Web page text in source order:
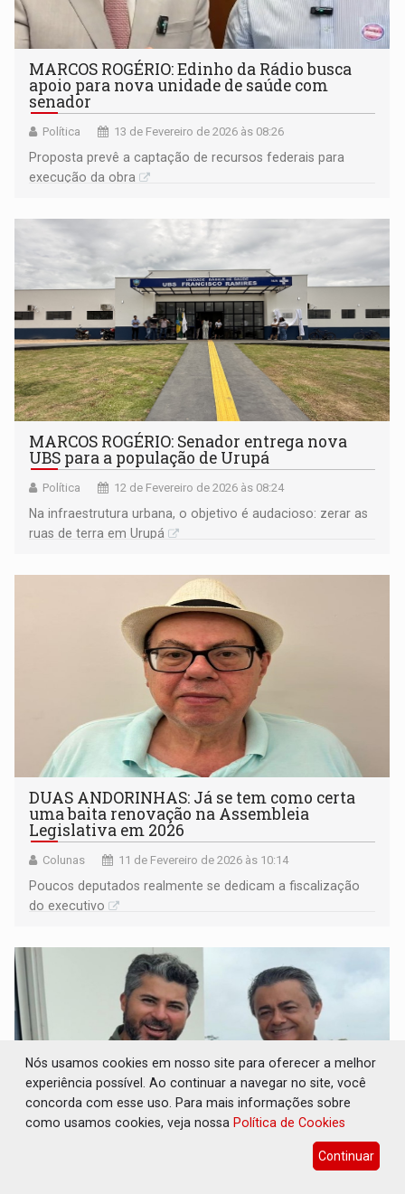
MARCOS ROGÉRIO: Edinho da Rádio busca
apoio para nova unidade de saúde com
senador
Política 13 de Fevereiro de 2026 às 08:26
Proposta prevê a captação de recursos federais para
execução da obra
MARCOS ROGÉRIO: Senador entrega nova
UBS para a população de Urupá
Política 12 de Fevereiro de 2026 às 08:24
Na infraestrutura urbana, o objetivo é audacioso: zerar as
ruas de terra em Urupá
DUAS ANDORINHAS: Já se tem como certa
uma baita renovação na Assembleia
Legislativa em 2026
Colunas 11 de Fevereiro de 2026 às 10:14
Poucos deputados realmente se dedicam a fiscalização
do executivo
MARCOS ROGÉRIO: Senador confirma
Nós usamos cookies em nosso site para oferecer a melhor
experiência possível. Ao continuar a navegar no site, você
concorda com esse uso. Para mais informações sobre
como usamos cookies, veja nossa Política de Cookies
Continuar